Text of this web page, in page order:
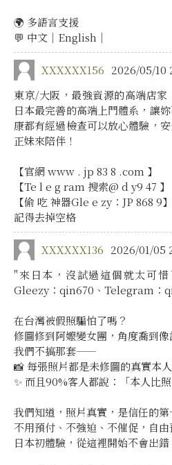
🌍 多語言支援
💬 中文｜English｜
XXXXXX156 2026/05/10
東京/大阪，最強資源的高端店
日本最完善的高端上門體系，讓
康都有經過檢查可以放心體驗，
正妹來陪伴！
【官網 www . jp 83 8 .com 】
【Te l e g ram 搜索@ d y9 47 】
【偷 吃 神器Gle e zy：JP 868 9】
記得去掉空格
XXXXXX136 2026/01/05
"來日本，沒試過這個就太可惜
Gleezy：qin670、Telegram：
在台灣被假照騙怕了嗎？
修圖修到阿嬤變女團，角度喬到
我們不搞那套——
📸 每張照片都是未修圖的真實本
✨ 而且90%客人都說：「本人比照
我們知道，照片真實，是信任的第
不用預付、不強迫、不催促，自由
日本初體驗，從這裡開始不會出錯